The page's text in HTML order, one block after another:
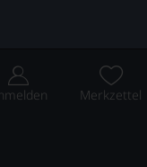
Merkzettel